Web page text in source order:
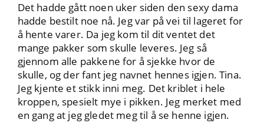
Det hadde gått noen uker siden den sexy dama
hadde bestilt noe nå. Jeg var på vei til lageret for
å hente varer. Da jeg kom til dit ventet det
mange pakker som skulle leveres. Jeg så
gjennom alle pakkene for å sjekke hvor de
skulle, og der fant jeg navnet hennes igjen. Tina.
Jeg kjente et stikk inni meg. Det kriblet i hele
kroppen, spesielt mye i pikken. Jeg merket med
en gang at jeg gledet meg til å se henne igjen.